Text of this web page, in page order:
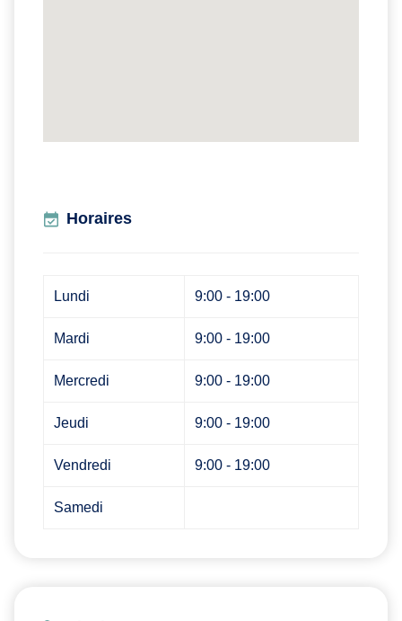
Horaires
Lundi 9:00 - 19:00
Mardi 9:00 - 19:00
Mercredi 9:00 - 19:00
Jeudi 9:00 - 19:00
Vendredi 9:00 - 19:00
Samedi